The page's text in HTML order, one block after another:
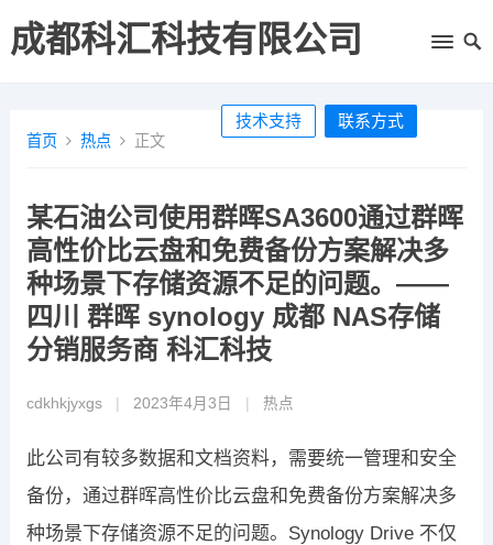
成都科汇科技有限公司
技术支持 联系方式
首页 热点 正文
某石油公司使用群晖SA3600通过群晖
高性价比云盘和免费备份方案解决多
种场景下存储资源不足的问题。——
四川 群晖 synology 成都 NAS存储
分销服务商 科汇科技
cdkhkjyxgs 2023年4月3日 热点
此公司有较多数据和文档资料，需要统一管理和安全
备份，通过群晖高性价比云盘和免费备份方案解决多
种场景下存储资源不足的问题。Synology Drive 不仅